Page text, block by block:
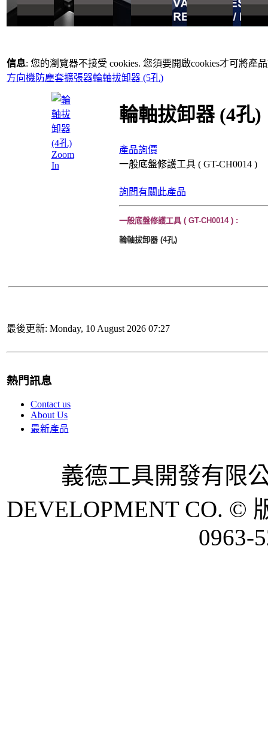
信息: 您的瀏覽器不接受 cookies. 您須要開啟cookies才可將產
方向機防塵套擴張器輪軸拔卸器 (5孔)
Zoom
In
輪軸拔卸器 (4孔)
產品詢價
一般底盤修護工具 ( GT-CH0014 )
詢問有關此產品
一般底盤修護工具 ( GT-CH0014 ) :
輪軸拔卸器 (4孔)
最後更新: Monday, 10 August 2026 07:27
熱門訊息
Contact us
About Us
最新產品
義德工具開發有限
DEVELOPMENT CO. ©
0963-